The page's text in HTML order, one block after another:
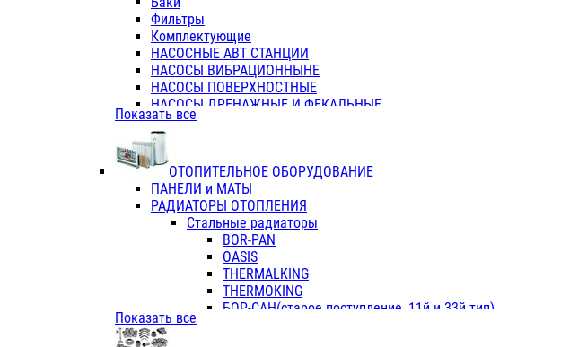
КОЛЬЦА РЕЗИНОВЫЕ
ТРУБЫ НАПОРНЫЕ
ТРУБЫ ГОФРИРОВАННЫЕ ДВУХСЛ.
ТРУБЫ ПОЛИЭТИЛЕНОВЫЕ
Фильтры
Комплектующие
НАСОСНЫЕ АВТ СТАНЦИИ
НАСОСЫ ВИБРАЦИОННЫНЕ
НАСОСЫ ПОВЕРХНОСТНЫЕ
НАСОСЫ ДРЕНАЖНЫЕ И ФЕКАЛЬНЫЕ
НАСОСЫ ПОВЫСИТ и ЦИРКУЛЯЦИОННЫЕ
НАСОСЫ СКВАЖИННЫЕ
Показать все
ОТОПИТЕЛЬНОЕ ОБОРУДОВАНИЕ
ПАНЕЛИ и МАТЫ
РАДИАТОРЫ ОТОПЛЕНИЯ
Стальные радиаторы
BOR-PAN
OASIS
THERMALKING
THERMOKING
БОР-САН(старое поступление, 11й и 33й тип)
Показать все